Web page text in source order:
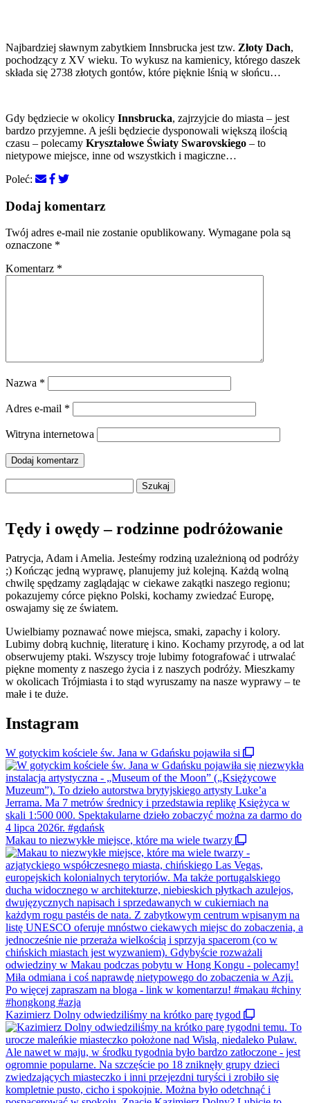
Najbardziej sławnym zabytkiem Innsbrucka jest tzw. Złoty Dach,
pochodzący z XV wieku. To wykusz na kamienicy, którego daszek
składa się 2738 złotych gontów, które pięknie lśnią w słońcu…
Gdy będziecie w okolicy Innsbrucka, zajrzyjcie do miasta – jest
bardzo przyjemne. A jeśli będziecie dysponowali większą ilością
czasu – polecamy Kryształowe Światy Swarovskiego – to
nietypowe miejsce, inne od wszystkich i magiczne…
Poleć:
Dodaj komentarz
Twój adres e-mail nie zostanie opublikowany. Wymagane pola są
oznaczone *
Komentarz *
Nazwa *
Adres e-mail *
Witryna internetowa
Tędy i owędy – rodzinne podróżowanie
Patrycja, Adam i Amelia. Jesteśmy rodziną uzależnioną od podróży
;) Kończąc jedną wyprawę, planujemy już kolejną. Każdą wolną
chwilę spędzamy zaglądając w ciekawe zakątki naszego regionu;
pokazujemy córce piękno Polski, kochamy zwiedzać Europę,
oswajamy się ze światem.
Uwielbiamy poznawać nowe miejsca, smaki, zapachy i kolory.
Lubimy dobrą kuchnię, literaturę i kino. Kochamy przyrodę, a od lat
obserwujemy ptaki. Wszyscy troje lubimy fotografować i utrwalać
piękne momenty z naszego życia i z naszych podróży. Mieszkamy
w okolicach Trójmiasta i to stąd wyruszamy na nasze wyprawy – te
małe i te duże.
Instagram
W gotyckim kościele św. Jana w Gdańsku pojawiła si
Makau to niezwykłe miejsce, które ma wiele twarzy
Kazimierz Dolny odwiedziliśmy na krótko parę tygod